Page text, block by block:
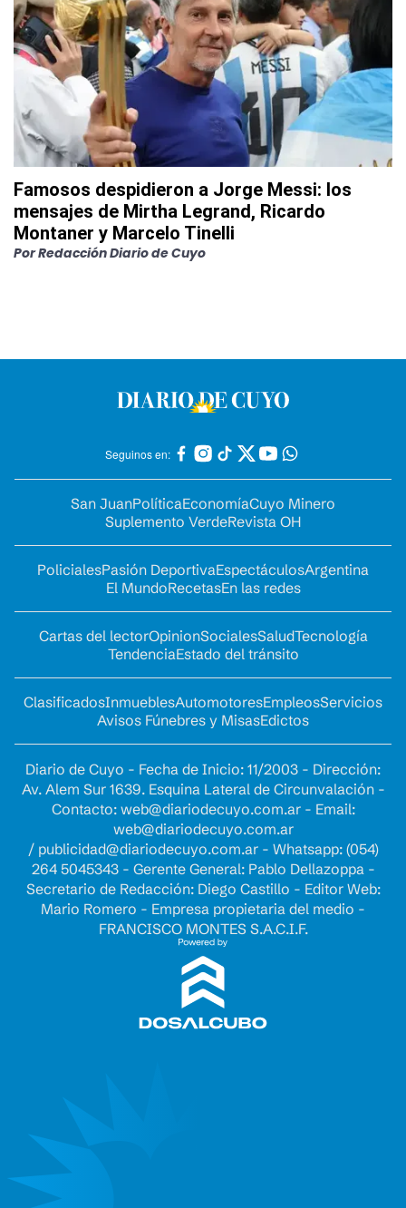
Famosos despidieron a Jorge Messi: los
mensajes de Mirtha Legrand, Ricardo
Montaner y Marcelo Tinelli
PorRedacción Diario de Cuyo
Seguinos en:
San JuanPolíticaEconomíaCuyo Minero
Suplemento VerdeRevista OH
PolicialesPasión DeportivaEspectáculosArgentina
El MundoRecetasEn las redes
Cartas del lectorOpinionSocialesSaludTecnología
TendenciaEstado del tránsito
ClasificadosInmueblesAutomotoresEmpleosServicios
Avisos Fúnebres y MisasEdictos
Diario de Cuyo - Fecha de Inicio: 11/2003 - Dirección:
Av. Alem Sur 1639. Esquina Lateral de Circunvalación -
Contacto: web@diariodecuyo.com.ar- Email:
web@diariodecuyo.com.ar
/ publicidad@diariodecuyo.com.ar- Whatsapp: (054)
264 5045343 - Gerente General: Pablo Dellazoppa -
Secretario de Redacción: Diego Castillo - Editor Web:
Mario Romero - Empresa propietaria del medio -
FRANCISCO MONTES S.A.C.I.F.